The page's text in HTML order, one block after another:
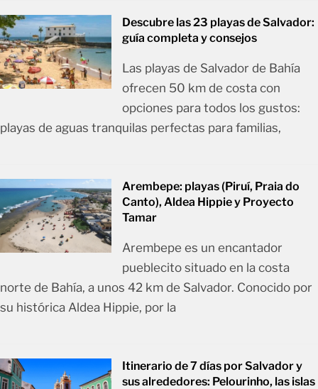
Descubre las 23 playas de Salvador:
guía completa y consejos
Las playas de Salvador de Bahía
ofrecen 50 km de costa con
opciones para todos los gustos:
playas de aguas tranquilas perfectas para familias,
Arembepe: playas (Piruí, Praia do
Canto), Aldea Hippie y Proyecto
Tamar
Arembepe es un encantador
pueblecito situado en la costa
norte de Bahía, a unos 42 km de Salvador. Conocido por
su histórica Aldea Hippie, por la
Itinerario de 7 días por Salvador y
sus alrededores: Pelourinho, las islas